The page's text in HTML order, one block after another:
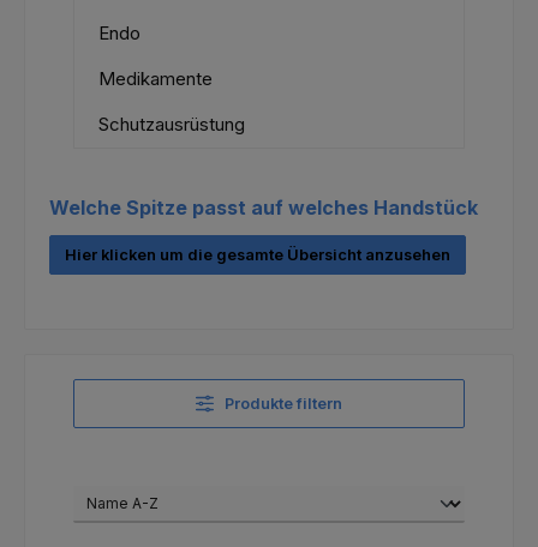
Endo
Medikamente
Schutzausrüstung
Welche Spitze passt auf welches Handstück
Hier klicken um die gesamte Übersicht anzusehen
Produkte filtern